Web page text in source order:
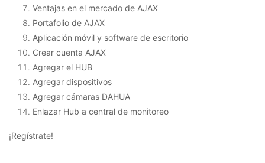
Ventajas en el mercado de AJAX
Portafolio de AJAX
Aplicación móvil y software de escritorio
Crear cuenta AJAX
Agregar el HUB
Agregar dispositivos
Agregar cámaras DAHUA
Enlazar Hub a central de monitoreo
¡Regístrate!